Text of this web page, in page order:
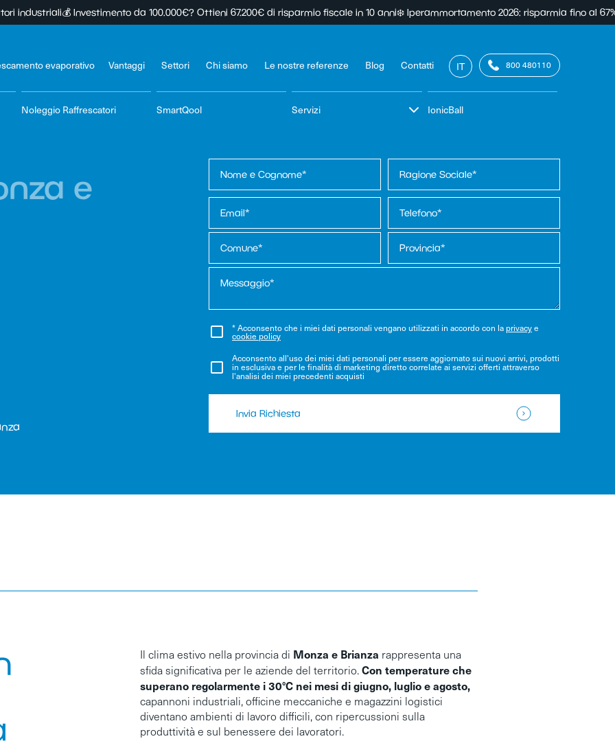
💰 Investimento da 100.000€? Ottieni 67.200€ di risparmio fiscale in 10 anni❄️ Iperammortamento 2026: risparmia fino al 67% sui
evaporativo Vantaggi Settori Chi siamo Le nostre referenze Blog Contatti IT 800 480110
Noleggio Raffrescatori SmartQool Servizi IonicBall
e
* Acconsento che i miei dati personali vengano utilizzati in accordo con la privacye
cookie policy
Acconsento all'uso dei miei dati personali per essere aggiornato sui nuovi arrivi, prodotti
in esclusiva e per le finalità di marketing diretto correlate ai servizi offerti attraverso
l'analisi dei miei precedenti acquisti
Invia Richiesta
Il clima estivo nella provincia di Monza e Brianza rappresenta una
sfida significativa per le aziende del territorio.Con temperature che
superano regolarmente i 30°C nei mesi di giugno, luglio e agosto,
capannoni industriali, officine meccaniche e magazzini logistici
diventano ambienti di lavoro difficili, con ripercussioni sulla
produttività e sul benessere dei lavoratori.